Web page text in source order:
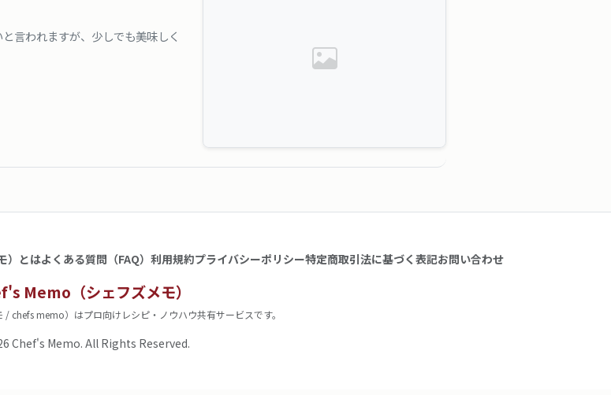
言われますが、少しでも美味しく
）とはよくある質問（FAQ） 利用規約プライバシーポリシー特定商取引法に基づく表記お問い合わせ
Memo（シェフズメモ）
chefs memo）はプロ向けレシピ・ノウハウ共有サービスです。
Chef's Memo. All Rights Reserved.